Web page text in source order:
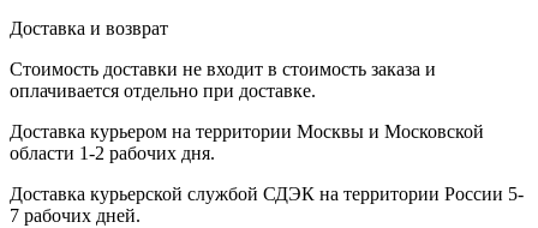
Доставка и возврат
Стоимость доставки не входит в стоимость заказа и
оплачивается отдельно при доставке.
Доставка курьером на территории Москвы и Московской
области 1-2 рабочих дня.
Доставка курьерской службой СДЭК на территории России 5-
7 рабочих дней.